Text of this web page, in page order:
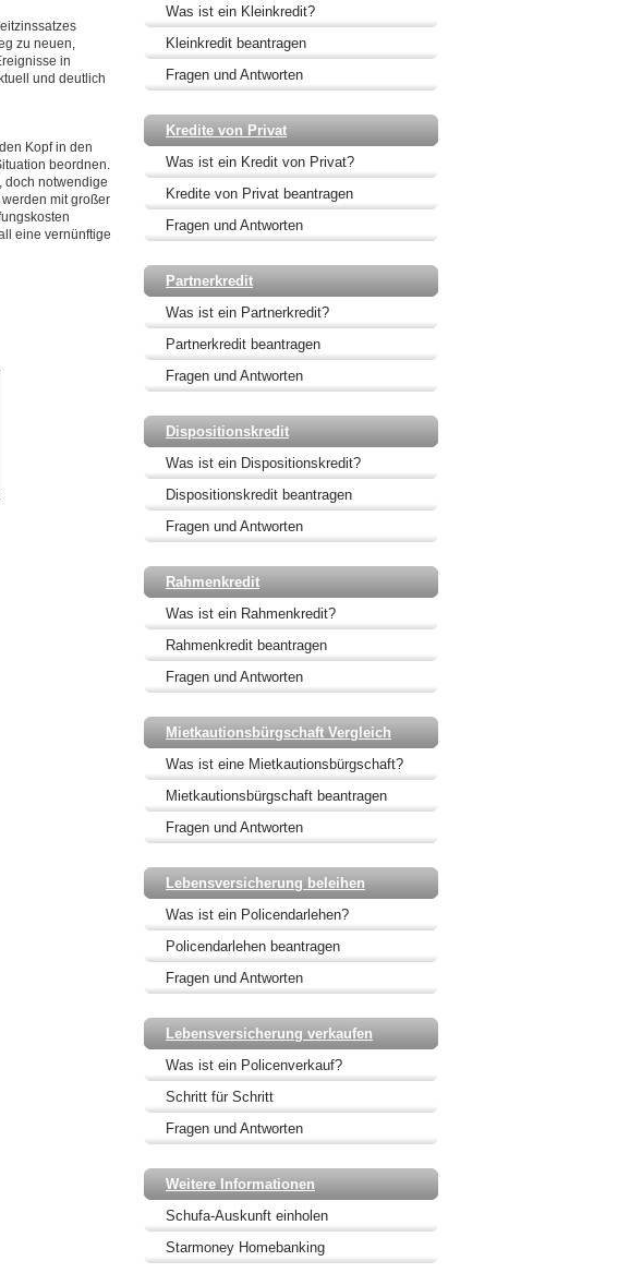
zu neuen,
in
und deutlich
Kopf in den
beordnen.
doch notwendige
mit großer
eine vernünftige
Was ist ein Kleinkredit?
Kleinkredit beantragen
Fragen und Antworten
Kredite von Privat
Was ist ein Kredit von Privat?
Kredite von Privat beantragen
Fragen und Antworten
Partnerkredit
Was ist ein Partnerkredit?
Partnerkredit beantragen
Fragen und Antworten
Dispositionskredit
Was ist ein Dispositionskredit?
Dispositionskredit beantragen
Fragen und Antworten
Rahmenkredit
Was ist ein Rahmenkredit?
Rahmenkredit beantragen
Fragen und Antworten
Mietkautionsbürgschaft Vergleich
Was ist eine Mietkautionsbürgschaft?
Mietkautionsbürgschaft beantragen
Fragen und Antworten
Lebensversicherung beleihen
Was ist ein Policendarlehen?
Policendarlehen beantragen
Fragen und Antworten
Lebensversicherung verkaufen
Was ist ein Policenverkauf?
Schritt für Schritt
Fragen und Antworten
Weitere Informationen
Schufa-Auskunft einholen
Starmoney Homebanking